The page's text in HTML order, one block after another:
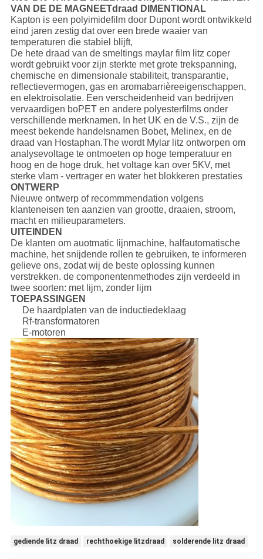
VAN DE DE MAGNEETdraad DIMENTIONAL
Kapton is een polyimidefilm door Dupont wordt ontwikkeld
eind jaren zestig dat over een brede waaier van
temperaturen die stabiel blijft,
De hete draad van de smeltings maylar film litz coper
wordt gebruikt voor zijn sterkte met grote trekspanning,
chemische en dimensionale stabiliteit, transparantie,
reflectievermogen, gas en aromabarrièreeigenschappen,
en elektroisolatie. Een verscheidenheid van bedrijven
vervaardigen boPET en andere polyesterfilms onder
verschillende merknamen. In het UK en de V.S., zijn de
meest bekende handelsnamen Bobet, Melinex, en de
draad van Hostaphan.The wordt Mylar litz ontworpen om
analysevoltage te ontmoeten op hoge temperatuur en
hoog en de hoge druk, het voltage kan over 5KV, met
sterke vlam - vertrager en water het blokkeren prestaties
ONTWERP
Nieuwe ontwerp of recommmendation volgens
klanteneisen ten aanzien van grootte, draaien, stroom,
macht en milieuparameters.
UITEINDEN
De klanten om auotmatic lijnmachine, halfautomatische
machine, het snijdende rollen te gebruiken, te informeren
gelieve ons, zodat wij de beste oplossing kunnen
verstrekken. de componentenmethodes zijn verdeeld in
twee soorten: met lijm, zonder lijm
TOEPASSINGEN
De haardplaten van de inductiedeklaag
Rf-transformatoren
E-motoren
gediende litz draad rechthoekige litzdraad solderende litz draad